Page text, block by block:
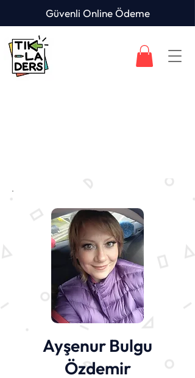
Güvenli Online Ödeme
Ayşenur Bulgu
Özdemir